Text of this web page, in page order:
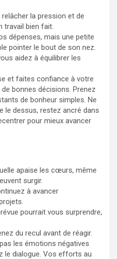
relâcher la pression et de
travail bien fait.
dépenses, mais une petite
pointer le bout de son nez.
aidez à équilibrer les
et faites confiance à votre
bonnes décisions. Prenez
de bonheur simples. Ne
le dessus, restez ancré dans
pour mieux avancer
apaise les cœurs, même
surgir.
à avancer
pourrait vous surprendre,
du recul avant de réagir.
les émotions négatives
le dialogue. Vos efforts au